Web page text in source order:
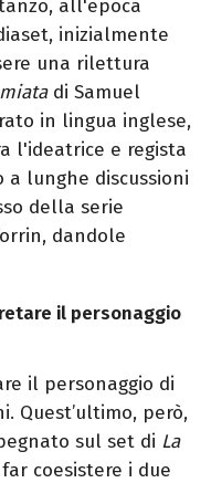
all'epoca
inizialmente
una rilettura
di Samuel
in lingua inglese,
l'ideatrice e regista
a lunghe discussioni
della serie
dandole
il personaggio
il personaggio di
Quest’ultimo, però,
sul set di La
coesistere i due